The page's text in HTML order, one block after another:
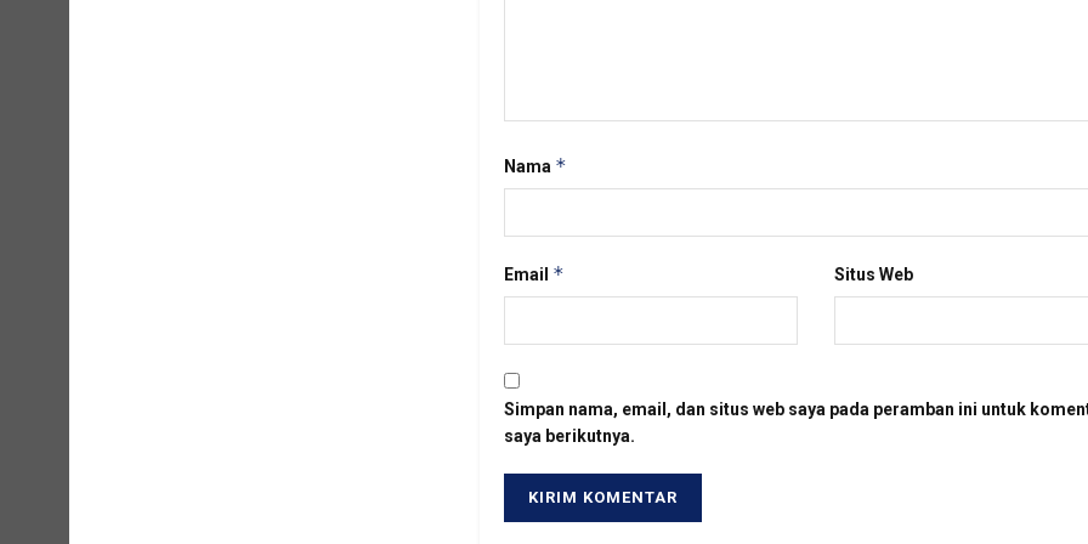
Nama *
Email * Situs Web
Simpan nama, email, dan situs web saya pada peramban ini untuk
saya berikutnya.